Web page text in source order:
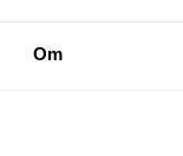
Om